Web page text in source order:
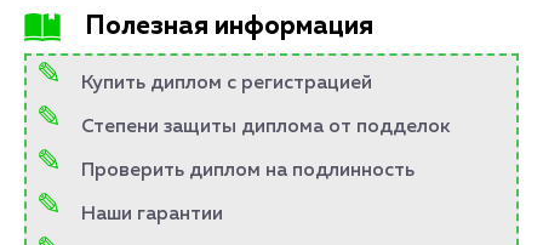
Полезная информация
Купить диплом с регистрацией
Степени защиты диплома от подделок
Проверить диплом на подлинность
Наши гарантии